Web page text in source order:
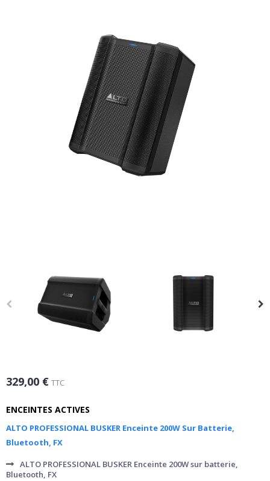
329,00 € TTC
ENCEINTES ACTIVES
ALTO PROFESSIONAL BUSKER Enceinte 200W Sur Batterie,
Bluetooth, FX
ALTO PROFESSIONAL BUSKER Enceinte 200W sur batterie,
Bluetooth, FX